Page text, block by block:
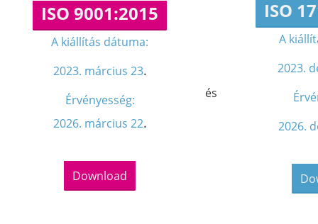
ISO 9001:2015
A kiállítás dátuma:
2023. március 23.
Érvényesség:
2026. március 22.
Download
és
ISO
A
2023.
2026.